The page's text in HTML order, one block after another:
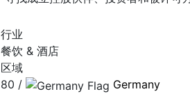
行业
餐饮 & 酒店
区域
80 /
Germany